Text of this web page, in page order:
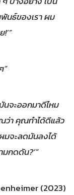
นธ์ของเรา ผม
”
นจะออกมาดีไหม
ว่า คุณทำได้ดีแล้ว
มจะลดมันลงได้
มกดดัน?’”
(2023)